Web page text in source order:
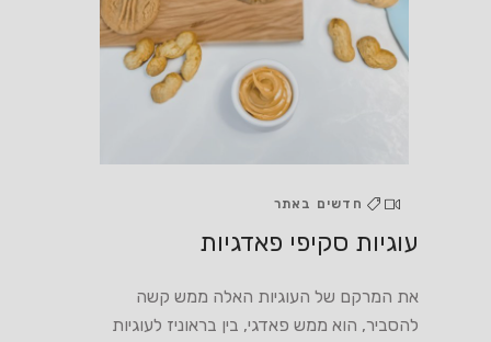
חדשים באתר
עוגיות סקיפי פאדגיות
את המרקם של העוגיות האלה ממש קשה
להסביר, הוא ממש פאדגי, בין בראוניז לעוגיות